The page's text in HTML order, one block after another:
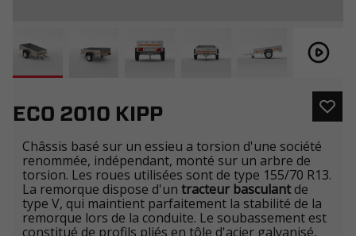
ECO 2010 KIPP
Châssis basé sur un essieu a torsion d'une société
renommée, indépendant, monté sur un arbre de
torsion. Les roues utilisées sont de type 155/70 R13.
La remorque dispose d'un tracteur basculantde
type V, qui maintient parfaitement la stabilité de la
remorque lors de la conduite. Le soubassement est
constitué de profils pliés en tôle d'acier galvanisé,